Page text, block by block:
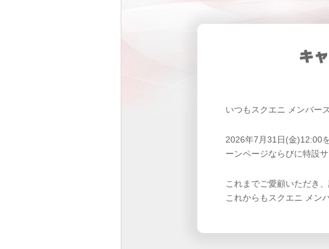
いつもスクエニ メンバー
2026年7月31日(金)12:00
ーンページならびに特設
これまでご愛顧いただき
これからもスクエニ メン